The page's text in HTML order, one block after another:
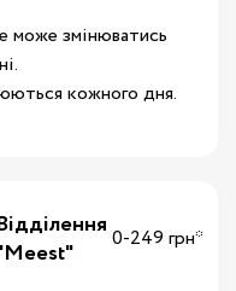
може змінюватись
кожного дня.
0-249 грн*